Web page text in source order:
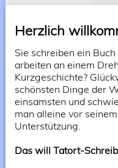
Herzlich
Sie schreiben ein
arbeiten an einem
Kurzgeschichte?
schönsten Dinge der
einsamsten und
man alleine vor
Unterstützung.
Das will Tatort-